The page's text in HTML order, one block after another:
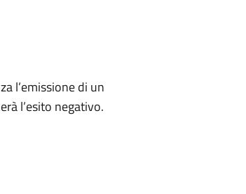
l’emissione di un
l’esito negativo.